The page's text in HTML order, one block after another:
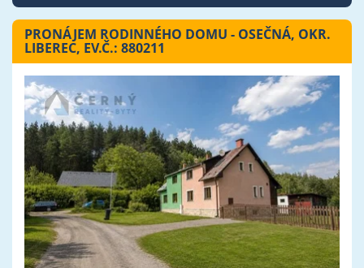
PRONÁJEM RODINNÉHO DOMU - OSEČNÁ, OKR.
LIBEREC, EV.Č.: 880211